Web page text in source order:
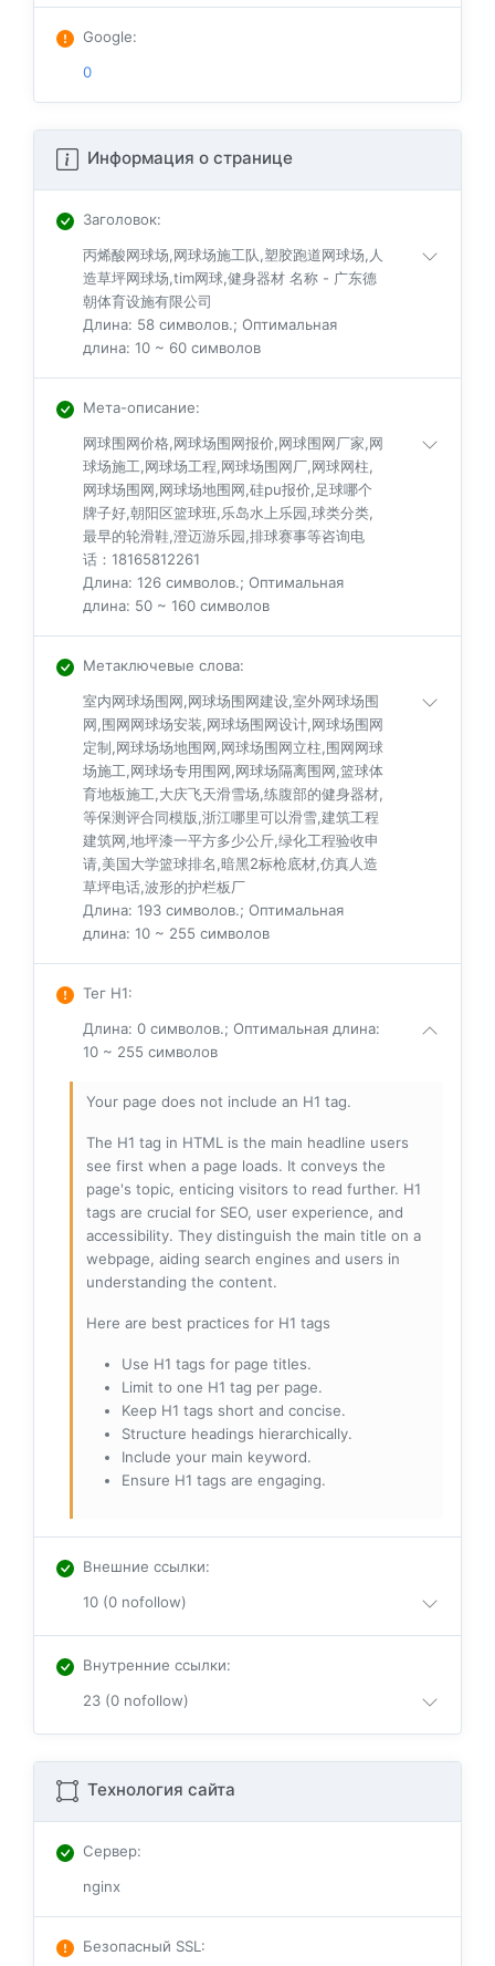
Google:
0
Информация о странице
Заголовок:
丙烯酸网球场,网球场施工队,塑胶跑道网球场,人
造草坪网球场,tim网球,健身器材 名称 - 广东德
朝体育设施有限公司
Длина: 58 символов.; Оптимальная
длина: 10 ~ 60 символов
Мета-описание:
网球围网价格,网球场围网报价,网球围网厂家,网
球场施工,网球场工程,网球场围网厂,网球网柱,
网球场围网,网球场地围网,硅pu报价,足球哪个
牌子好,朝阳区篮球班,乐岛水上乐园,球类分类,
最早的轮滑鞋,澄迈游乐园,排球赛事等咨询电
话：18165812261
Длина: 126 символов.; Оптимальная
длина: 50 ~ 160 символов
Метаключевые слова:
室内网球场围网,网球场围网建设,室外网球场围
网,围网网球场安装,网球场围网设计,网球场围网
定制,网球场场地围网,网球场围网立柱,围网网球
场施工,网球场专用围网,网球场隔离围网,篮球体
育地板施工,大庆飞天滑雪场,练腹部的健身器材,
等保测评合同模版,浙江哪里可以滑雪,建筑工程
建筑网,地坪漆一平方多少公斤,绿化工程验收申
请,美国大学篮球排名,暗黑2标枪底材,仿真人造
草坪电话,波形的护栏板厂
Длина: 193 символов.; Оптимальная
длина: 10 ~ 255 символов
Тег H1:
Длина: 0 символов.; Оптимальная длина:
10 ~ 255 символов
Your page does not include an H1 tag.
The H1 tag in HTML is the main headline users
see first when a page loads. It conveys the
page's topic, enticing visitors to read further. H1
tags are crucial for SEO, user experience, and
accessibility. They distinguish the main title on a
webpage, aiding search engines and users in
understanding the content.
Here are best practices for H1 tags
Use H1 tags for page titles.
Limit to one H1 tag per page.
Keep H1 tags short and concise.
Structure headings hierarchically.
Include your main keyword.
Ensure H1 tags are engaging.
Внешние ссылки:
10 (0 nofollow)
Внутренние ссылки:
23 (0 nofollow)
Технология сайта
Сервер:
nginx
Безопасный SSL: